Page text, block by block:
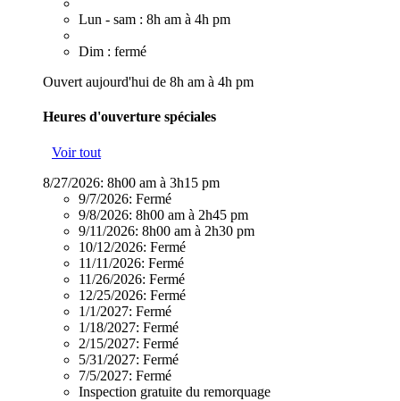
Lun - sam : 8h am à 4h pm
Dim : fermé
Ouvert aujourd'hui de 8h am à 4h pm
Heures d'ouverture spéciales
Voir tout
8/27/2026: 8h00 am à 3h15 pm
9/7/2026: Fermé
9/8/2026: 8h00 am à 2h45 pm
9/11/2026: 8h00 am à 2h30 pm
10/12/2026: Fermé
11/11/2026: Fermé
11/26/2026: Fermé
12/25/2026: Fermé
1/1/2027: Fermé
1/18/2027: Fermé
2/15/2027: Fermé
5/31/2027: Fermé
7/5/2027: Fermé
Inspection gratuite du remorquage